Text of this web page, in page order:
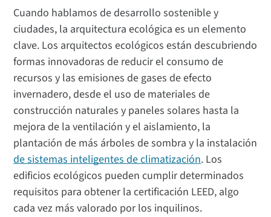
Cuando hablamos de desarrollo sostenible y
ciudades, la arquitectura ecológica es un elemento
clave. Los arquitectos ecológicos están descubriendo
formas innovadoras de reducir el consumo de
recursos y las emisiones de gases de efecto
invernadero, desde el uso de materiales de
construcción naturales y paneles solares hasta la
mejora de la ventilación y el aislamiento, la
plantación de más árboles de sombra y la instalación
de sistemas inteligentes de climatización. Los
edificios ecológicos pueden cumplir determinados
requisitos para obtener la certificación LEED, algo
cada vez más valorado por los inquilinos.